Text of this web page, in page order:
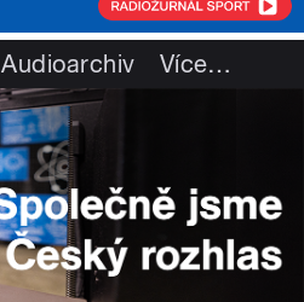
Audioarchiv Více…